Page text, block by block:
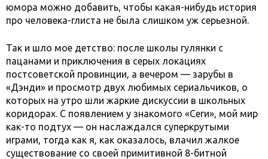
юмора можно добавить, чтобы какая-нибудь история
про человека-глиста не была слишком уж серьезной.
Так и шло мое детство: после школы гулянки с
пацанами и приключения в серых локациях
постсоветской провинции, а вечером — зарубы в
«Дэнди» и просмотр двух любимых сериальчиков, о
которых на утро шли жаркие дискуссии в школьных
коридорах. С появлением у знакомого «Сеги», мой мир
как-то подтух — он наслаждался суперкрутыми
играми, тогда как я, как оказалось, влачил жалкое
существование со своей примитивной 8-битной